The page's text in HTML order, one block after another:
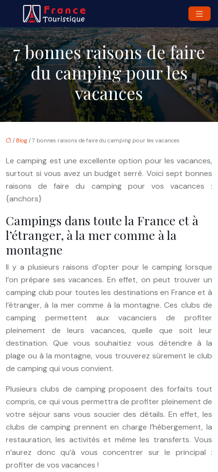
7 bonnes raisons de faire
du camping pour les
vacances
/ Blog / 7 bonnes raisons de faire du camping pour les vacances
Le camping est une excellente option pour les vacances,
surtout si vous avez un budget serré. Voici sept bonnes
raisons de faire du camping pour vos vacances :
{anchors}
Campings dans toute la France et à
l’étranger, à la mer comme à la
montagne
Il y a plusieurs raisons d’opter pour le camping lorsque
l’on prépare ses vacances. En effet, on peut trouver un
camping club pour toutes les destinations en France et à
l’étranger, à la mer comme à la montagne. Ces clubs de
camping permettent aux vacanciers de profiter
pleinement de leurs vacances, quelle que soit leur
destination. Que vous souhaitiez vous détendre à la
plage ou à la montagne, vous trouverez sûrement le club
de camping qui vous convient.
Plusieurs clubs de camping proposent des forfaits tout
compris, ce qui vous permettra de profiter pleinement de
votre séjour sans vous soucier des détails. En effet, les
clubs de camping prennent en charge l’hébergement, la
restauration, les activités et même les transferts. Vous
n’aurez donc qu’à vous concentrer sur le principal :
profiter de vos vacances !